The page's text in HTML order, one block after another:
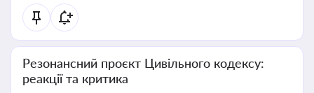
Резонансний проєкт Цивільного кодексу:
реакції та критика